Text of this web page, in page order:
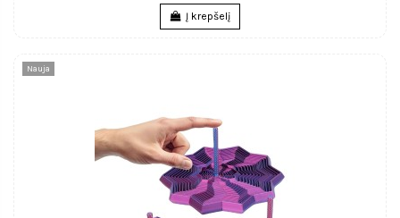
Į krepšelį
Nauja